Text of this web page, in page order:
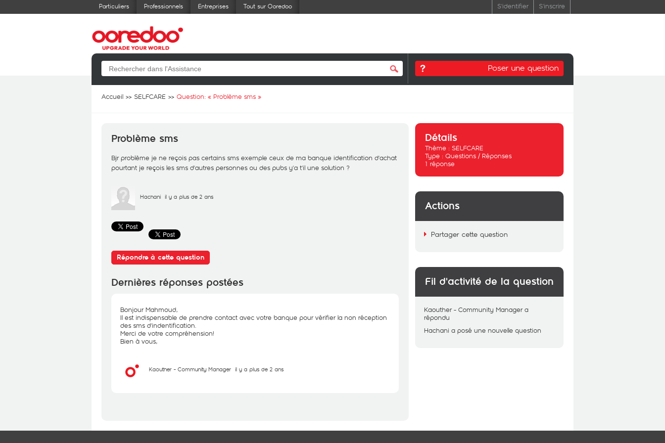
Particuliers Professionnels Entreprises Tout sur Ooredoo S'identifier S'inscrire
Poser une question
Accueil SELFCARE Question: « Problème sms »
Problème sms
Bjr problème je ne reçois pas certains sms exemple ceux de ma banque identification d'achat
pourtant je reçois les sms d'autres personnes ou des pubs y'a t'il une solution ?
Hachani il y a plus de 2 ans
Répondre à cette question
Dernières réponses postées
Bonjour Mahmoud,
Il est indispensable de prendre contact avec votre banque pour vérifier la non réception
des sms d'indentification.
Merci de votre compréhension!
Bien à vous,
Kaouther - Community Manager il y a plus de 2 ans
Détails
Thème : SELFCARE
Type : Questions / Réponses
1 réponse
Actions
Partager cette question
Fil d'activité de la question
Kaouther - Community Manager a
répondu
Hachani a posé une nouvelle question